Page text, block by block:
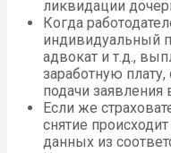
ликвидации
Когда
индивидуальный
адвокат и т.д.,
заработную плату,
подачи
Если же
снятие
данных из